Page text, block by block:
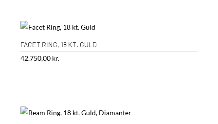
FACET RING, 18 KT. GULD
42.750,00 kr.